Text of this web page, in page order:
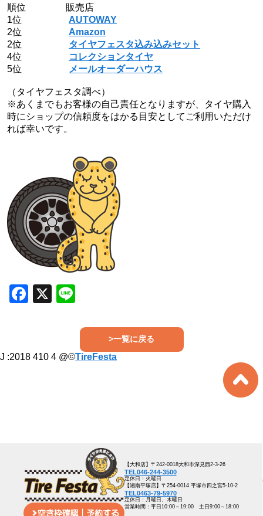
順位 販売店
1位 AUTOWAY
2位 Amazon
2位 タイヤフェスタ込み込みセット
4位
コレクションタイヤ
5位
メールオーダーハウス
（タイヤフェスタ調べ）
※あくまでもお客様の自己責任となりますが、タイヤ購入
時にショップの信頼度をはかる目安としてご利用いただけ
れば幸いです。
Facebook
X
>一覧に戻る
J :2018 410 4 @©TireFesta
【大和店】〒242-0018大和市深見西2-3-26
TEL046-244-3500
定休日：火曜日
【湘南平塚店】〒254-0014 平塚市四之宮5-10-2
TEL0463-79-5970
定休日：月曜日、木曜日
営業時間：平日10:00～19:00 土日9:00～18:00